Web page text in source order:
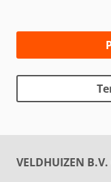
VELDHUIZEN